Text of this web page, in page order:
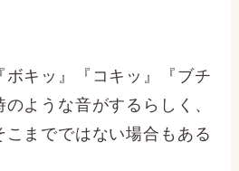
キッ』『コキッ』『ブチ
ような音がするらしく、
までではない場合もある